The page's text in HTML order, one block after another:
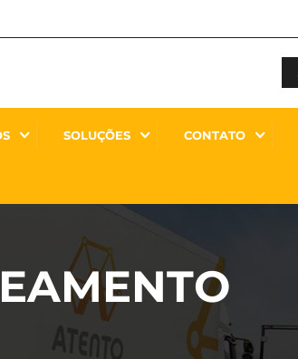
SOLUÇÕES CONTATO